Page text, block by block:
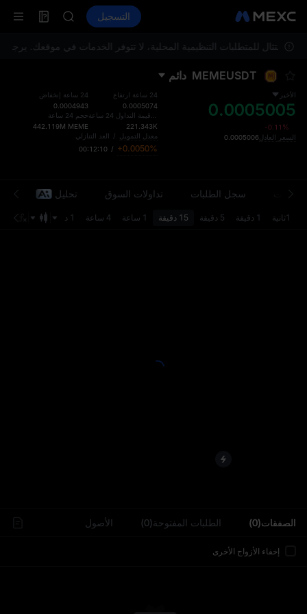
TradFi معلومات الأحداث التسجيل
ACE
SPCX
SKYAI
ACE
HFT
للامتثال للمتطلبات التنظيمية المحلية، لا تتوفر الخدمات في موقعك.
MEMEUSDT دائم
الأخير
0.0005005
-0.11%
السعر العادل 0.0005006
24 ساعة ارتفاع
0.0005074
221.343K
24 ساعة إنخفاض
0.0004943
حجم 24 ساعة
442.119M MEME
معدل التمويل
/ العد التنازلي
+0.0050%
/
00:12:10
الصفقات(0) الطلبات المفتوحة(0) الأصول
إخفاء الأزواج الأخرى
سجل الطلبات تداولات السوق تحليل
1ثانية 1 دقيقة 5 دقيقة 15 دقيقة 1 ساعة 4 ساعة 1 د